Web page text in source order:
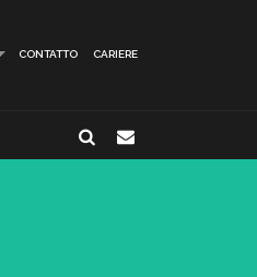
CONTATTO CARIERE